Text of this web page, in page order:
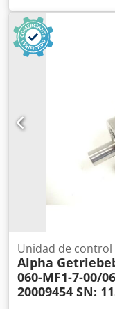
funcional, volumen
Nmkox Aamekr
Unidad de control
Alpha
060-MF1-7-00/
20009454 SN: